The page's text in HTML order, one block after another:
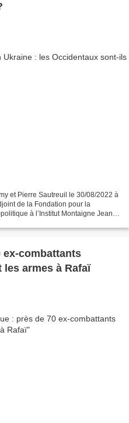
et Pierre Sautreuil le 30/08/2022 à
de la Fondation pour la
à l’Institut Montaigne Jean-
ex-combattants
armes à Rafaï